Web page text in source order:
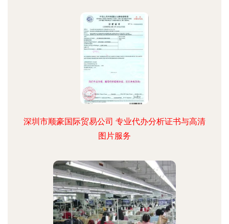
深圳市顺豪国际贸易公司 专业代办分析证书与高清
图片服务